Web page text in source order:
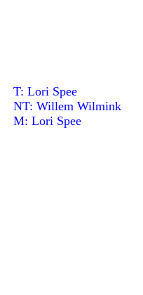
T: Lori Spee
NT: Willem Wilmink
M: Lori Spee